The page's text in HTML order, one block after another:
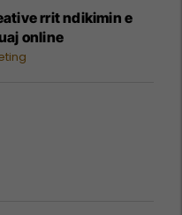
rrit ndikimin e
online